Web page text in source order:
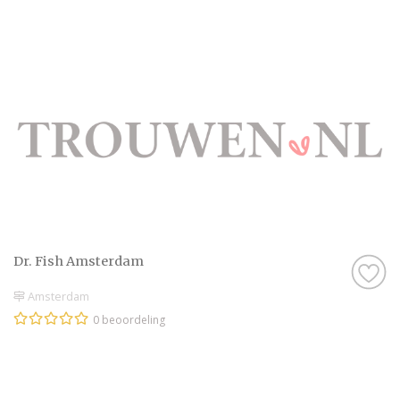
Dr. Fish Amsterdam
Amsterdam
0 beoordeling